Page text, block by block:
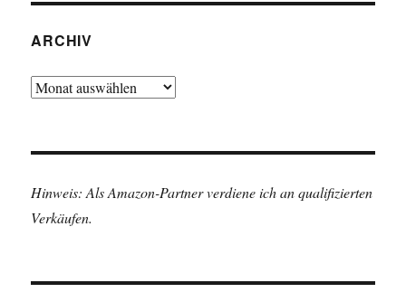
ARCHIV
Archiv
Hinweis: Als Amazon-Partner verdiene ich an qualifizierten
Verkäufen.